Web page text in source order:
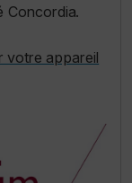
Concordia.
votre appareil